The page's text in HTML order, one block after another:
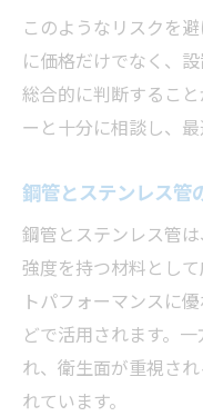
塩ビ管の
ポリエチレ
配管工事に
現場に強い配管
施工現場で
配管工事の
失敗しない
耐久性重
地域密着で知る
配管工事の
このようなリスクを
に価格だけでなく、
総合的に判断するこ
ーと十分に相談し、
鋼管とステンレス管
鋼管とステンレス管
強度を持つ材料とし
トパフォーマンスに
どで活用されます。
れ、衛生面が重視さ
れています。